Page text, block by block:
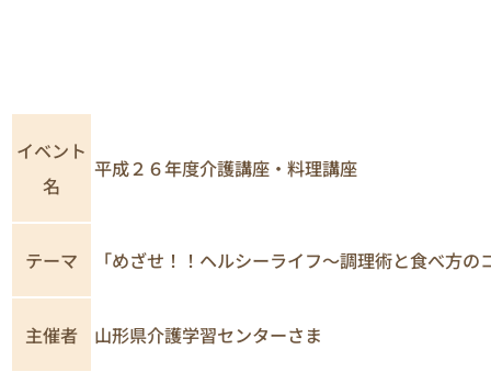
イベント
名
平成２６年度介護講座・料理講座
テーマ 「めざせ！！ヘルシーライフ～調理術と食べ方の
主催者 山形県介護学習センターさま